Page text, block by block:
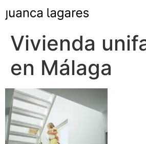
Vivienda
en Málaga